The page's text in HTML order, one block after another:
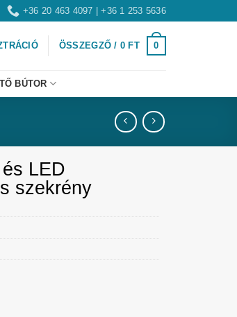
+36 20 463 4097 | +36 1 253 5636
ÖSSZEGZŐ / 0 FT 0
BÚTOR
LED
szekrény